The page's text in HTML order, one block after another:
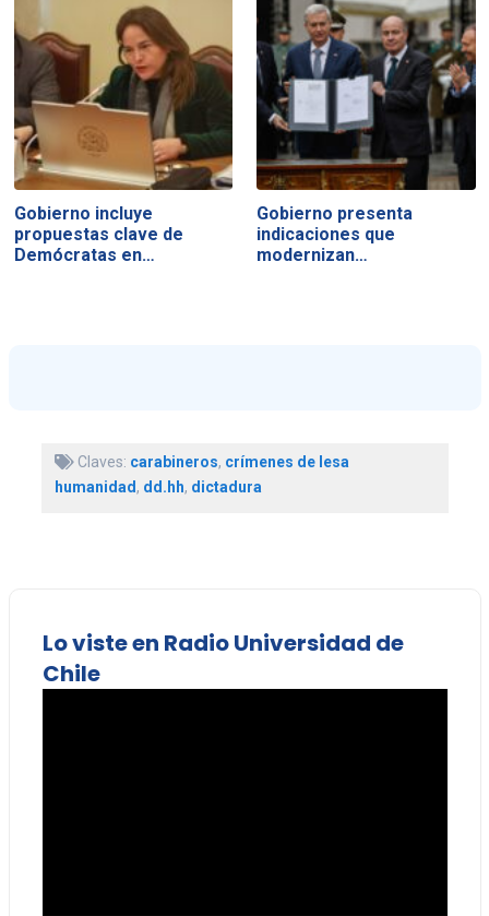
Gobierno incluye
propuestas clave de
Demócratas en…
Gobierno presenta
indicaciones que
modernizan…
Claves: carabineros, crímenes de lesa
humanidad, dd.hh, dictadura
Lo viste en Radio Universidad de
Chile